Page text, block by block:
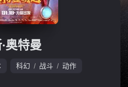
奥特曼
科幻 / 战斗 / 动作